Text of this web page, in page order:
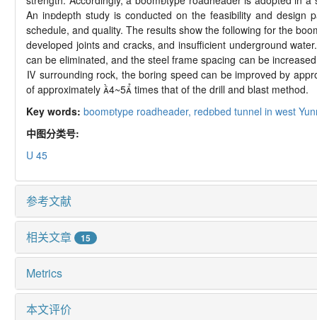
An indepth study is conducted on the feasibility and design
schedule, and quality. The results show the following for the
developed joints and cracks, and insufficient underground
can be eliminated, and the steel frame spacing can be
Ⅳ surrounding rock, the boring speed can be improved by
of approximately 4~5 times that of the drill and blast method.
Key words: boomtype roadheader, redbed tunnel in west
中图分类号:
U 45
参考文献
相关文章 15
Metrics
本文评价